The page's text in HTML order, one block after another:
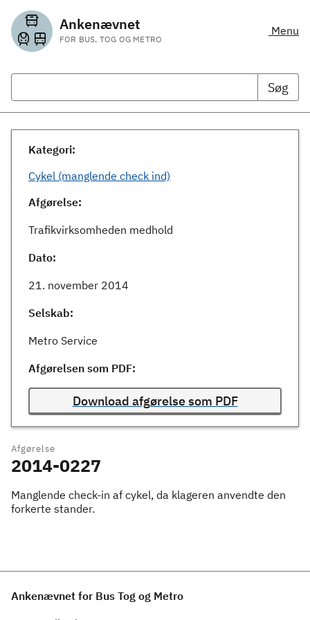
Ankenævnet
FOR BUS, TOG OG METRO
Menu
Søg
Kategori:
Cykel (manglende check ind)
Afgørelse:
Trafikvirksomheden medhold
Dato:
21. november 2014
Selskab:
Metro Service
Afgørelsen som PDF:
Download afgørelse som PDF
Afgørelse
2014-0227
Manglende check-in af cykel, da klageren anvendte den
forkerte stander.
Ankenævnet for Bus Tog og Metro